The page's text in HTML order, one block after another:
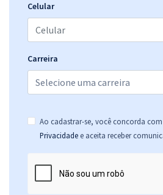
Celular
Carreira
Ao cadastrar-se, você concorda
Privacidade e aceita receber